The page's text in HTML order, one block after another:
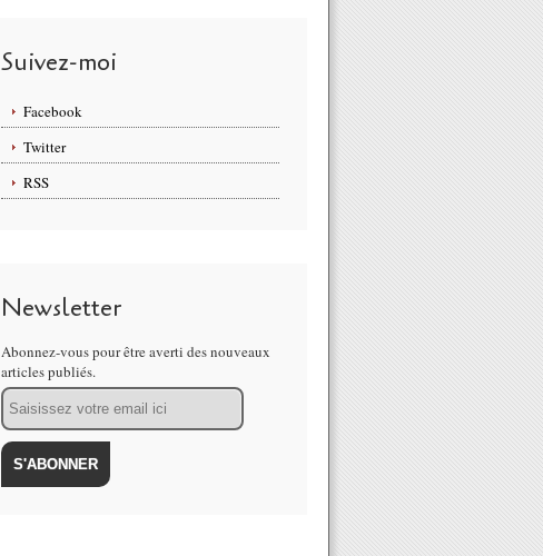
Suivez-moi
Facebook
Twitter
RSS
Newsletter
Abonnez-vous pour être averti des nouveaux
articles publiés.
Email